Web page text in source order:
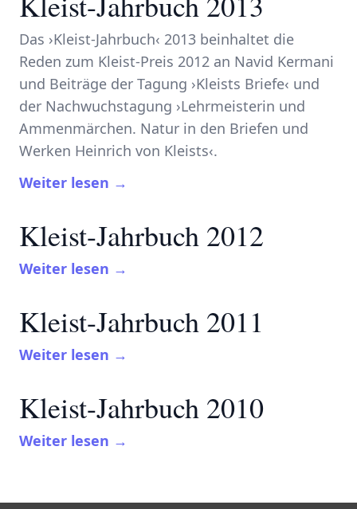
Das ›Kleist-Jahrbuch‹ 2013 beinhaltet die
Reden zum Kleist-Preis 2012 an Navid Kermani
und Beiträge der Tagung ›Kleists Briefe‹ und
der Nachwuchstagung ›Lehrmeisterin und
Ammenmärchen. Natur in den Briefen und
Werken Heinrich von Kleists‹.
Weiter lesen →
Kleist-Jahrbuch 2012
Weiter lesen →
Kleist-Jahrbuch 2011
Weiter lesen →
Kleist-Jahrbuch 2010
Weiter lesen →